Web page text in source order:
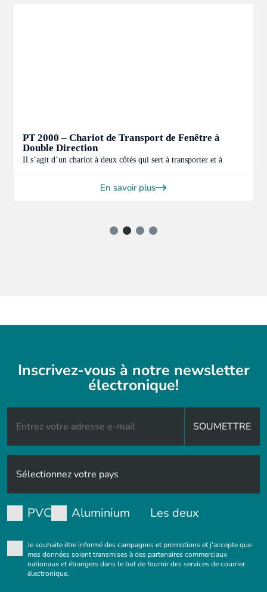
PT 2000 – Chariot de Transport de Fenêtre à
Double Direction
Il s’agit d’un chariot à deux côtés qui sert à transporter et à
En savoir plus
Inscrivez-vous à notre newsletter
électronique!
SOUMETTRE
PVC Aluminium Les deux
Je souhaite être informé des campagnes et promotions et j'accepte que
mes données soient transmises à des partenaires commerciaux
nationaux et étrangers dans le but de fournir des services de courrier
électronique.